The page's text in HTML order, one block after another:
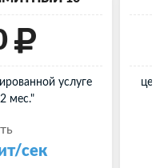
услуге
мес."
сек